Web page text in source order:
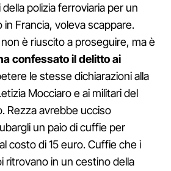
polizia ferroviaria per un
Francia, voleva scappare.
è riuscito a proseguire, ma è
confessato il delitto ai
le stesse dichiarazioni alla
Mocciaro e ai militari del
Rezza avrebbe ucciso
un paio di cuffie per
costo di 15 euro. Cuffie che i
ritrovano in un cestino della